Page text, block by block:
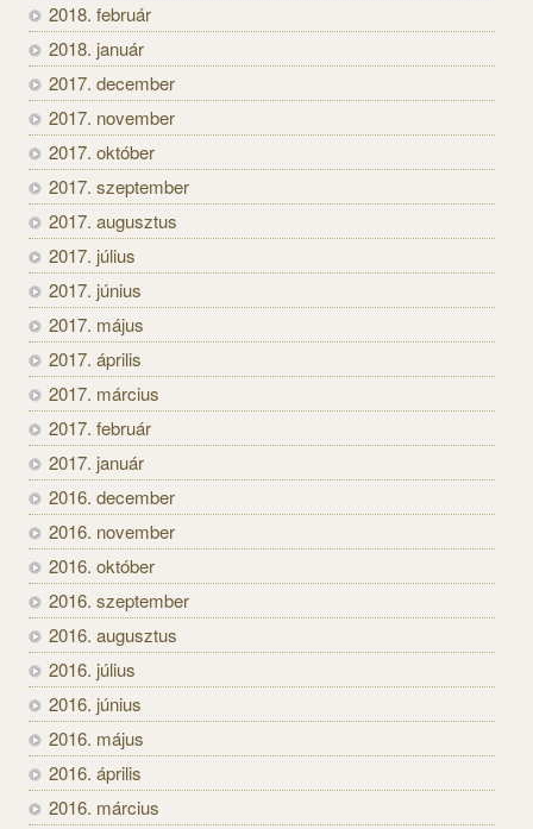
2018. február
2018. január
2017. december
2017. november
2017. október
2017. szeptember
2017. augusztus
2017. július
2017. június
2017. május
2017. április
2017. március
2017. február
2017. január
2016. december
2016. november
2016. október
2016. szeptember
2016. augusztus
2016. július
2016. június
2016. május
2016. április
2016. március